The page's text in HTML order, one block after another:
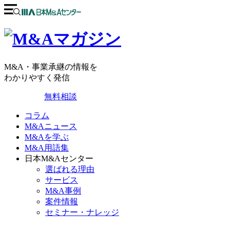
M&A・事業承継の情報を
わかりやすく発信
無料相談
コラム
M&Aニュース
M&Aを学ぶ
M&A用語集
日本M&Aセンター
選ばれる理由
サービス
M&A事例
案件情報
セミナー・ナレッジ